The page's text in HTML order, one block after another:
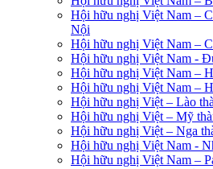
Hội hữu nghị Việt Nam –
Nội
Hội hữu nghị Việt Nam –
Hội hữu nghị Việt Nam -
Hội hữu nghị Việt Nam –
Hội hữu nghị Việt Nam –
Hội hữu nghị Việt – Lào
Hội hữu nghị Việt – Mỹ
Hội hữu nghị Việt – Nga
Hội hữu nghị Việt Nam -
Hội hữu nghị Việt Nam –